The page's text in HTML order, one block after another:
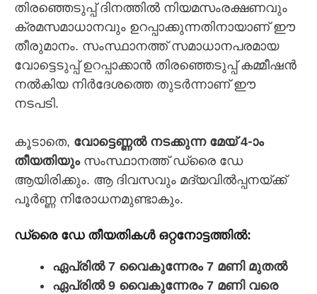
തിരഞ്ഞെടുപ്പ് ദിനത്തിൽ നിയമസംരക്ഷണവും
ക്രമസമാധാനവും ഉറപ്പാക്കുന്നതിനായാണ് ഈ
തീരുമാനം. സംസ്ഥാനത്ത് സമാധാനപരമായ
വോട്ടെടുപ്പ് ഉറപ്പാക്കാൻ തിരഞ്ഞെടുപ്പ് കമ്മീഷൻ
നൽകിയ നിർദേശത്തെ തുടർന്നാണ് ഈ
നടപടി.
കൂടാതെ, വോട്ടെണ്ണൽ നടക്കുന്ന മേയ് 4-ാം
തീയതിയുംസംസ്ഥാനത്ത് ഡ്രൈ ഡേ
ആയിരിക്കും. ആ ദിവസവും മദ്യവിൽപ്പനയ്ക്ക്
പൂർണ്ണ നിരോധനമുണ്ടാകും.
ഡ്രൈ ഡേ തീയതികൾ ഒറ്റനോട്ടത്തിൽ:
ഏപ്രിൽ 7 വൈകുന്നേരം 7 മണി മുതൽ
ഏപ്രിൽ 9 വൈകുന്നേരം 7 മണി വരെ